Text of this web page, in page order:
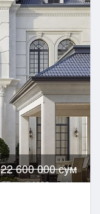
22 600 000 сум